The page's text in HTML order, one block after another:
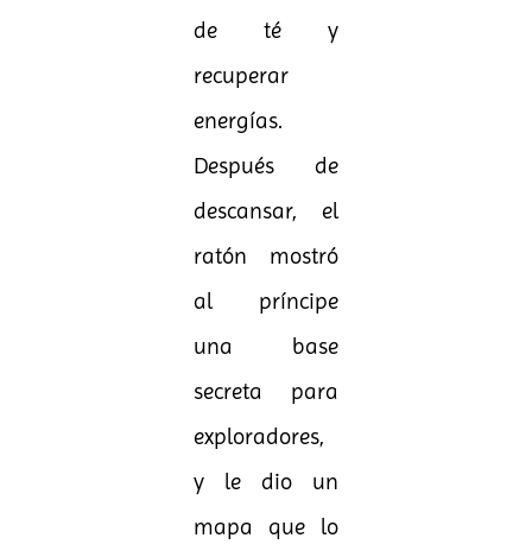
de té y
recuperar
energías.
Después de
descansar, el
ratón mostró
al príncipe
una base
secreta para
exploradores,
y le dio un
mapa que lo